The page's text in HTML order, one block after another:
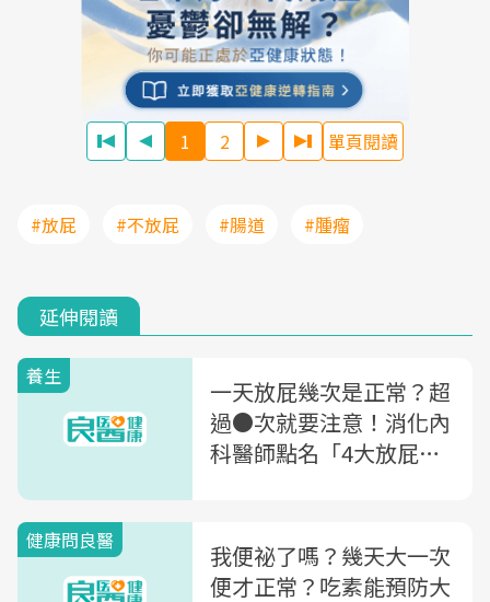
1 2 單頁閱讀
#放屁 #不放屁 #腸道 #腫瘤
延伸閱讀
養生
一天放屁幾次是正常？超
過●次就要注意！消化內
科醫師點名「4大放屁原
健康問良醫
我便祕了嗎？幾天大一次
便才正常？吃素能預防大